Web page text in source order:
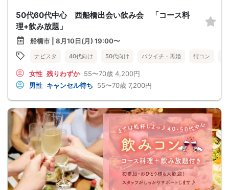
50代60代中心 西船橋出会い飲み会 「コース料
理+飲み放題」
船橋市 | 8月10日(月) 19:00〜
ナビスタ 40代向け 50代向け バツイチ・再婚 街コン
女性 残りわずか 55〜70歳 4,200円
男性 キャンセル待ち 55〜70歳 7,200円